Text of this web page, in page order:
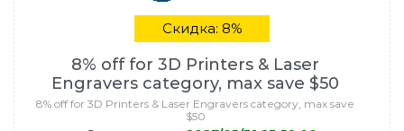
Скидка: 8%
8% off for 3D Printers & Laser
Engravers category, max save $50
8% off for 3D Printers & Laser Engravers category, max save
$50